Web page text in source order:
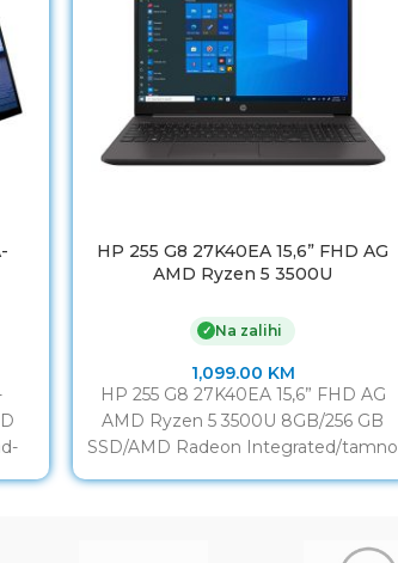
HP 255 G8 27K40EA 15,6” FHD AG
AMD Ryzen 5 3500U
✓ Na zalihi
1,099.00 KM
HP 255 G8 27K40EA 15,6” FHD AG
AMD Ryzen 5 3500U 8GB/256 GB
SSD/AMD Radeon Integrated/tamno